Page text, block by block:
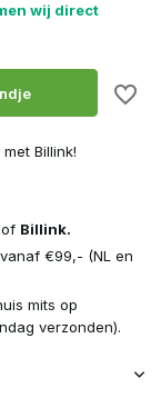
wij direct
Billink!
of Billink.
€99,- (NL en
mits op
verzonden).